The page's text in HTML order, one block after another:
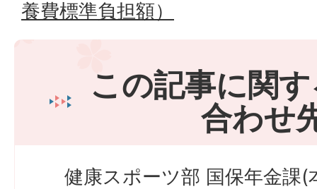
養費標準負担額）
この記事に関
合わせ
健康スポーツ部 国保年金課(